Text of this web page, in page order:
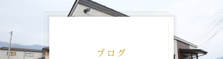
お問い合わせ ブログ